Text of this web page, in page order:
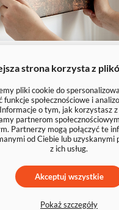
Ci się
strona korzysta z
pliki cookie do
funkcje społecznościowe i
o tym, jak korzystasz
partnerom
Partnerzy mogą połączyć te
od Ciebie lub uzyskanymi
z ich usług.
Akceptuj wszystkie
Pokaż szczegóły